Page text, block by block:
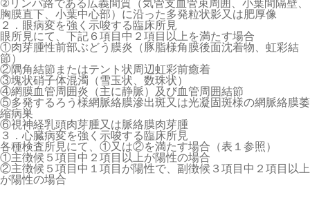
胸膜直下、小葉中心部）に沿った多発粒状影又は肥厚像
２．眼病変を強く示唆する臨床所見
眼所見にて、下記６項目中２項目以上を満たす場合
①肉芽腫性前部ぶどう膜炎（豚脂様角膜後面沈着物、虹彩結
節）
②隅角結節またはテント状周辺虹彩前癒着
③塊状硝子体混濁（雪玉状、数珠状）
④網膜血管周囲炎（主に静脈）及び血管周囲結節
⑤多発するろう様網脈絡膜滲出斑又は光凝固斑様の網脈絡膜萎
縮病巣
⑥視神経乳頭肉芽腫又は脈絡膜肉芽腫
３．心臓病変を強く示唆する臨床所見
各種検査所見にて、①又は②を満たす場合（表１参照）
①主徴候５項目中２項目以上が陽性の場合
②主徴候５項目中１項目が陽性で、副徴候３項目中２項目以上
が陽性の場合